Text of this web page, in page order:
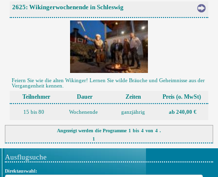
2625: Wikingerwochenende in Schleswig
Feiern Sie wie die alten Wikinger! Lernen Sie wilde Bräuche und Geheimnisse aus der
Vergangenheit kennen.
Teilnehmer Dauer Zeiten Preis (o. MwSt)
15 bis 80 Wochenende ganzjährig ab 240,00 €
Angezeigt werden die Programme 1 bis 4 von 4 .
1
Ausflugsuche
Direktauswahl: